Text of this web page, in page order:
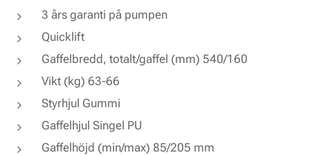
3 års garanti på pumpen
Quicklift
Gaffelbredd, totalt/gaffel (mm) 540/160
Vikt (kg) 63-66
Styrhjul Gummi
Gaffelhjul Singel PU
Gaffelhöjd (min/max) 85/205 mm